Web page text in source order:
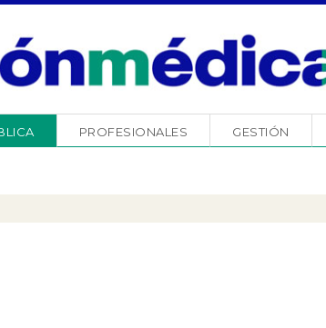
PROFESIONALES GESTIÓN